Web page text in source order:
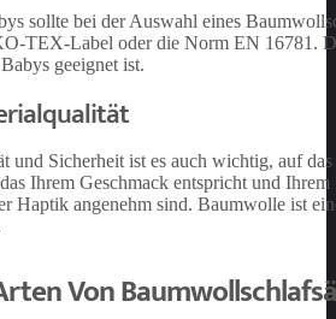
sollte bei der Auswahl eines
TEX-Label oder die Norm EN 16781.
geeignet ist.
und Sicherheit ist es auch wichtig, auf
Ihrem Geschmack entspricht und
Haptik angenehm sind. Baumwolle ist
Von